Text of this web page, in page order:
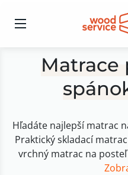
Matrace
Hľadáte najlepší matrac
Praktický skladací
vrchný matrac na